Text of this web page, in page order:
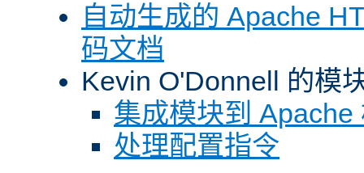
自动生成的 Apache
码文档
Kevin O'Donnell 的模
集成模块到 Apache
处理配置指令